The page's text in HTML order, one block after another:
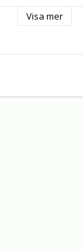
att tävla igen –
Visa mer